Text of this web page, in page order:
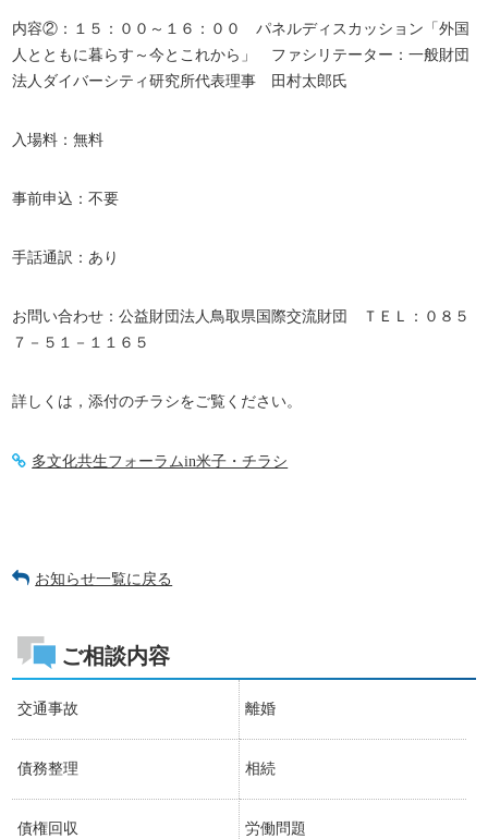
内容②：１５：００～１６：００ パネルディスカッション「外国
人とともに暮らす～今とこれから」 ファシリテーター：一般財団
法人ダイバーシティ研究所代表理事 田村太郎氏
入場料：無料
事前申込：不要
手話通訳：あり
お問い合わせ：公益財団法人鳥取県国際交流財団 ＴＥＬ：０８５
７－５１－１１６５
詳しくは，添付のチラシをご覧ください。
多文化共生フォーラムin米子・チラシ
お知らせ一覧に戻る
ご相談内容
交通事故 離婚
債務整理 相続
債権回収 労働問題